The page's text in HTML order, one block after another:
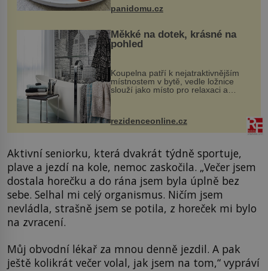
panidomu.cz
Měkké na dotek, krásné na
pohled
Koupelna patří k nejatraktivnějším
místnostem v bytě, vedle ložnice
slouží jako místo pro relaxaci a
odpočinek. Koupelnový textil –
ručníky, osušky a koberečky –
proutku...
rezidenceonline.cz
Aktivní seniorku, která dvakrát týdně sportuje,
plave a jezdí na kole, nemoc zaskočila. „Večer jsem
dostala horečku a do rána jsem byla úplně bez
sebe. Selhal mi celý organismus. Ničím jsem
nevládla, strašně jsem se potila, z horeček mi bylo
na zvracení.
Můj obvodní lékař za mnou denně jezdil. A pak
ještě kolikrát večer volal, jak jsem na tom,“ vypráví